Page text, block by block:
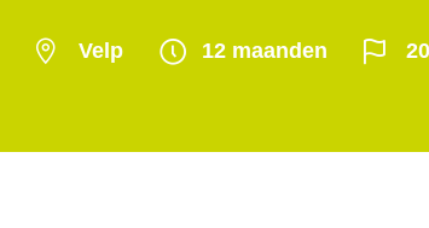
Velp 12 maanden